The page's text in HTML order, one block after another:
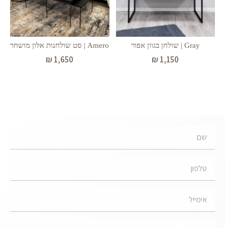
Gray | שולחן בגוון אפור
₪1,150
Amero | סט שולחנות אלון מושחר
₪1,650